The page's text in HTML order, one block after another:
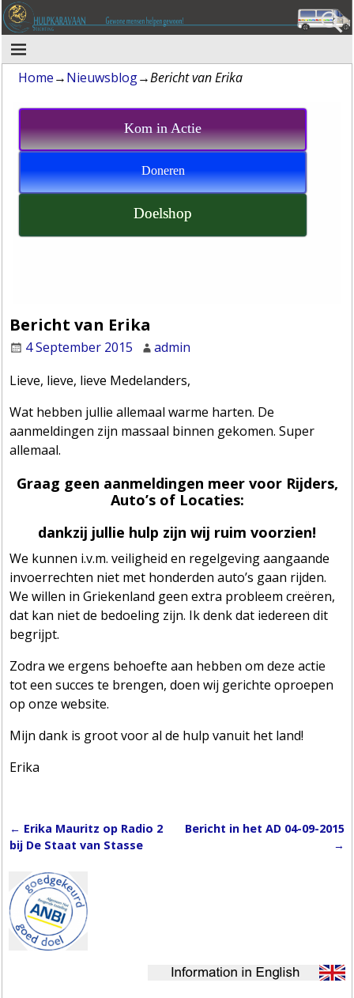
Home→Nieuwsblog→Bericht van Erika
Kom in Actie
Doneren
Doelshop
Bericht van Erika
4 September 2015
admin
Lieve, lieve, lieve Medelanders,
Wat hebben jullie allemaal warme harten. De
aanmeldingen zijn massaal binnen gekomen. Super
allemaal.
Graag geen aanmeldingen meer voor Rijders,
Auto’s of Locaties:
dankzij jullie hulp zijn wij ruim voorzien!
We kunnen i.v.m. veiligheid en regelgeving aangaande
invoerrechten niet met honderden auto’s gaan rijden.
We willen in Griekenland geen extra probleem creëren,
dat kan niet de bedoeling zijn. Ik denk dat iedereen dit
begrijpt.
Zodra we ergens behoefte aan hebben om deze actie
tot een succes te brengen, doen wij gerichte oproepen
op onze website.
Mijn dank is groot voor al de hulp vanuit het land!
Erika
Post navigation
← Erika Mauritz op Radio 2
bij De Staat van Stasse
Bericht in het AD 04-09-2015
→